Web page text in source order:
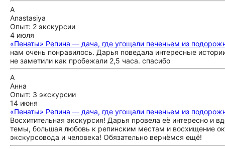
A
Anastasiya
Опыт: 2 экскурсии
4 июля
«Пенаты» Репина — дача, где угощали печеньем из
нам очень понравилось. Дарья поведала интересные
не заметили как пробежали 2,5 часа. спасибо
А
Анна
Опыт: 3 экскурсии
14 июня
«Пенаты» Репина — дача, где угощали печеньем из
Восхитительная экскурсия! Дарья провела её интересно и
темы, большая любовь к репинским местам и восхищение
экскурсовода и человека! Обязательно вернёмся ещё!